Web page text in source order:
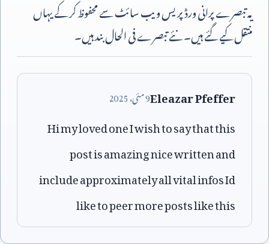
یہ تبصرے پرانی ورڈپریس ویب سائٹ سے محفوظ کر کے یہاں
منتقل کیے گئے ہیں۔ نئے تبصرے فی الحال بند ہیں۔
Eleazar Pfeffer
9مئی،2025
Hi my loved one I wish to say that this
post is amazing nice written and
include approximately all vital infos Id
like to peer more posts like this